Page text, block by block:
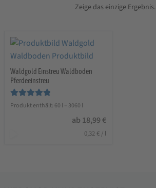
Zeige das einzige Ergebnis.
Waldgold Einstreu Waldboden
Pferdeeinstreu
Bewertet mit
Produkt enthält: 60 l – 3060 l
ab 18,99 €
0,32 € / l